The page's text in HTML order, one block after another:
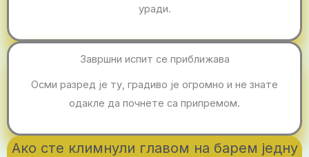
уради.
Завршни испит се приближава
Осми разред је ту, градиво је огромно и не знате
одакле да почнете са припремом.
Ако сте климнули главом на барем једну